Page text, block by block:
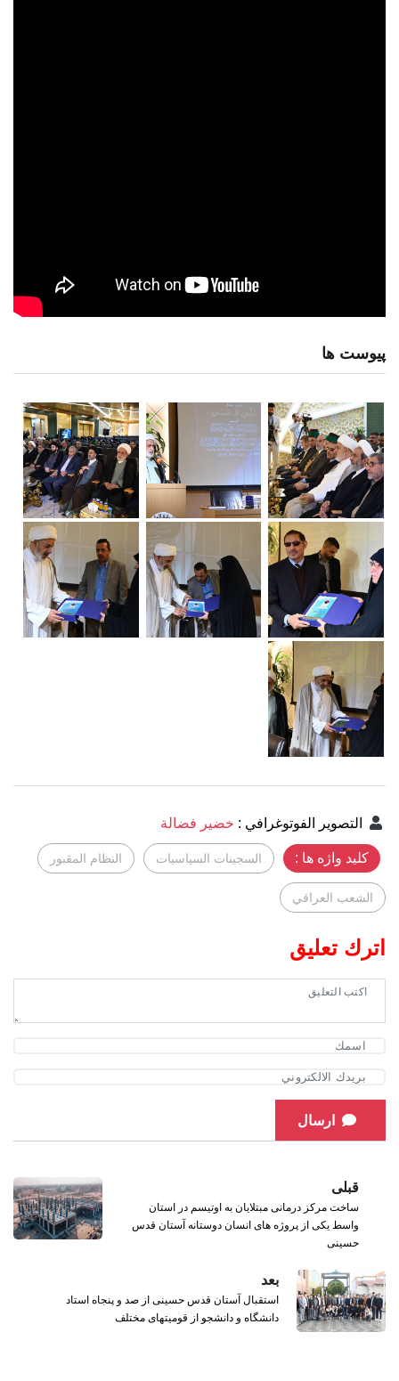
پیوست ها
التصوير الفوتوغرافي : خضير فضالة
کلید واژه ها : السجينات السياسيات النظام المقبور
الشعب العراقي
اترك تعليق
ارسال
قبلی
ساخت مرکز درمانی مبتلایان به اوتیسم در استان
واسط یکی از پروژه های انسان دوستانه آستان قدس
حسینی
بعد
استقبال آستان قدس حسینی از صد و پنجاه استاد
دانشگاه و دانشجو از قومیتهای مختلف